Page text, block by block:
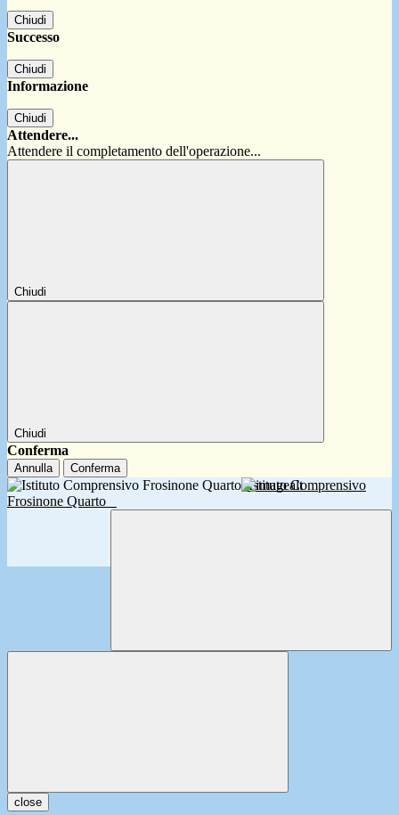
Chiudi
Successo
Chiudi
Informazione
Chiudi
Attendere...
Attendere il completamento dell'operazione...
Chiudi
Chiudi
Conferma
Annulla Conferma
Istituto Comprensivo
Frosinone Quarto
close